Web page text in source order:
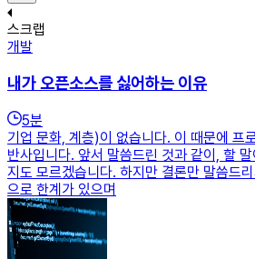
스크랩
개발
내가 오픈소스를 싫어하는 이유
5분
기업 문화, 계층)이 없습니다. 이 때문에 프
반사입니다. 앞서 말씀드린 것과 같이, 할
지도 모르겠습니다. 하지만 결론만 말씀드
으로 한계가 있으며